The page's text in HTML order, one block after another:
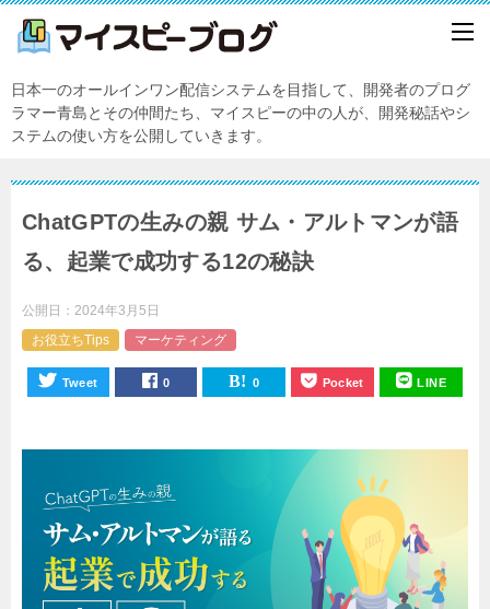
日本一のオールインワン配信システムを目指して、開発者のプログ
ラマー青島とその仲間たち、マイスピーの中の人が、開発秘話やシ
ステムの使い方を公開していきます。
ChatGPTの生みの親 サム・アルトマンが語
る、起業で成功する12の秘訣
公開日： 2024年3月5日
お役立ちTips
マーケティング
Tweet 0 0 Pocket LINE